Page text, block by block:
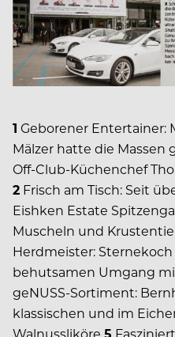
1 Geborener Entertainer:
Mälzer hatte die
Off-Club-Küchenchef
2 Frisch am Tisch: Seit
Eishken Estate
Muscheln und
Herdmeister:
behutsamen Umgang
geNUSS-Sortiment:
klassischen und im
Walnussliköre 5